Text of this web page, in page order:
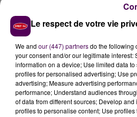
À LA UNE
Le respect de votre vie
We and our (447) partnersdo the following
your consent and/or our legitimate interest:
information on a device; Use limited data
profiles for personalised advertising; Use
advertising; Measure advertising
performance; Understand audiences
of data from different sources; Develop
profiles to personalise content; Use